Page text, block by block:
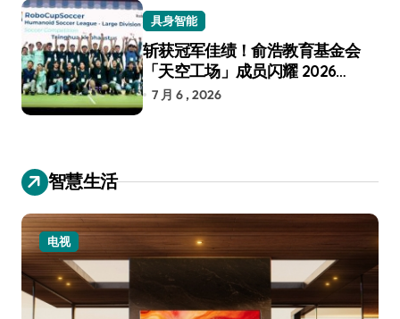
具身智能
斩获冠军佳绩！俞浩教育基金会
「天空工场」成员闪耀 2026
RoboCup 机器人世界杯
7 月 6 , 2026
智慧生活
电视